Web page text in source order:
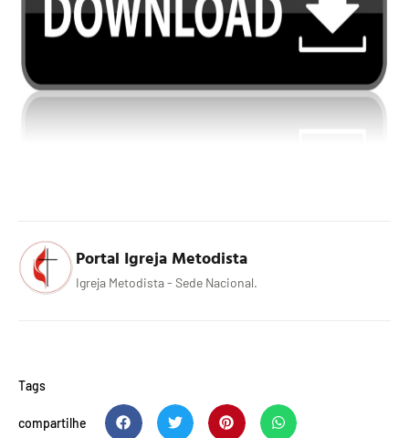
Portal Igreja Metodista
Igreja Metodista - Sede Nacional.
Tags
compartilhe